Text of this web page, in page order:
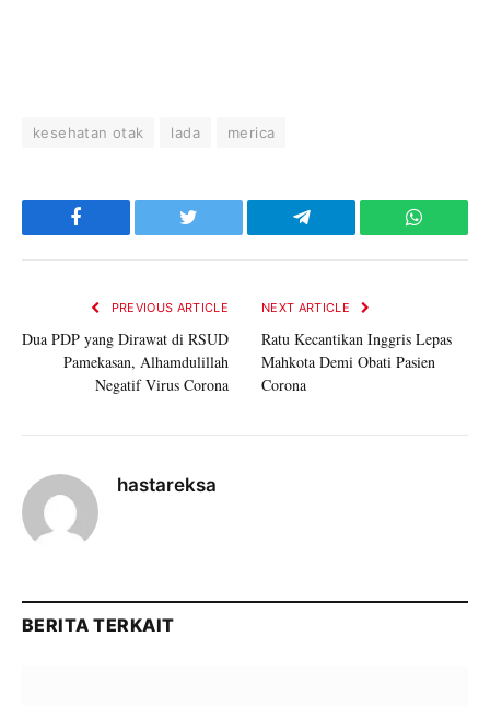
kesehatan otak lada merica
Facebook Twitter Telegram
PREVIOUS ARTICLE
Dua PDP yang Dirawat di RSUD
Pamekasan, Alhamdulillah
Negatif Virus Corona
NEXT ARTICLE
Ratu Kecantikan Inggris Lepas
Mahkota Demi Obati Pasien
Corona
hastareksa
BERITA TERKAIT